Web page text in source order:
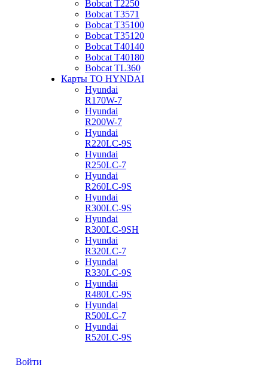
Bobcat Т2250
Bobcat Т3571
Bobcat Т35100
Bobcat Т35120
Bobcat Т40140
Bobcat Т40180
Bobcat ТL360
Карты ТО HYNDAI
Hyundai
R170W-7
Hyundai
R200W-7
Hyundai
R220LC-9S
Hyundai
R250LC-7
Hyundai
R260LC-9S
Hyundai
R300LC-9S
Hyundai
R300LC-9SH
Hyundai
R320LC-7
Hyundai
R330LC-9S
Hyundai
R480LC-9S
Hyundai
R500LC-7
Hyundai
R520LC-9S
Войти